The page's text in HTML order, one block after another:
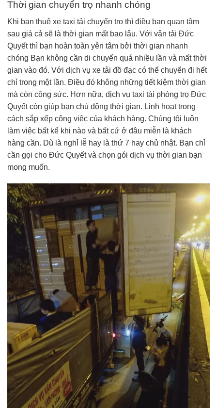
Thời gian chuyển trọ nhanh chóng
Khi bạn thuê xe taxi tải chuyển trọ thì điều bạn quan tâm
sau giá cả sẽ là thời gian mất bao lâu. Với vận tải Đức
Quyết thì bạn hoàn toàn yên tâm bởi thời gian nhanh
chóng Bạn không cần di chuyển quá nhiều lần và mất thời
gian vào đó. Với dịch vụ xe tải đồ đạc có thể chuyển đi hết
chỉ trong một lần. Điều đó không những tiết kiệm thời gian
mà còn công sức. Hơn nữa, dịch vụ taxi tải phòng trọ Đức
Quyết còn giúp bạn chủ động thời gian. Linh hoạt trong
cách sắp xếp công việc của khách hàng. Chúng tôi luôn
làm việc bất kể khi nào và bất cứ ở đâu miễn là khách
hàng cần. Dù là nghỉ lễ hay là thứ 7 hay chủ nhật. Bạn chỉ
cần gọi cho Đức Quyết và chọn gói dịch vụ thời gian bạn
mong muốn.